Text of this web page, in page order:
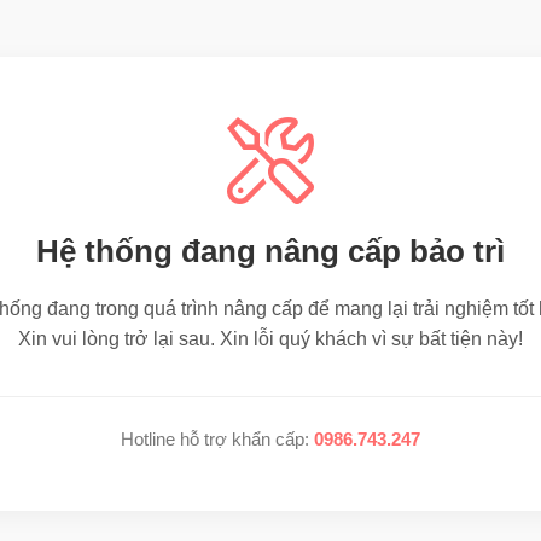
Hệ thống đang nâng cấp bảo trì
đang trong quá trình nâng cấp để mang lại trải nghiệm tốt
Xin vui lòng trở lại sau. Xin lỗi quý khách vì sự bất tiện này!
Hotline hỗ trợ khẩn cấp: 0986.743.247